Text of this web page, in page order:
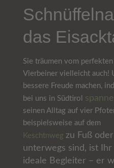
das
Sie träumen vom
Vierbeiner vielleicht auch!
bessere Freude machen,
bei uns in Südtirol
seinen Alltag auf vier
beispielsweise auf dem
Keschtnweg zu Fuß
unterwegs sind, ist
ideale Begleiter – er